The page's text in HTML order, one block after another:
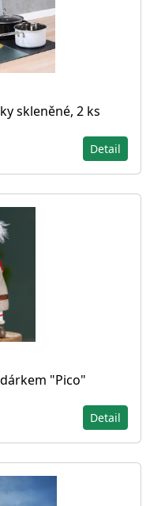
skleněné, 2 ks
Detail
"Pico"
Detail